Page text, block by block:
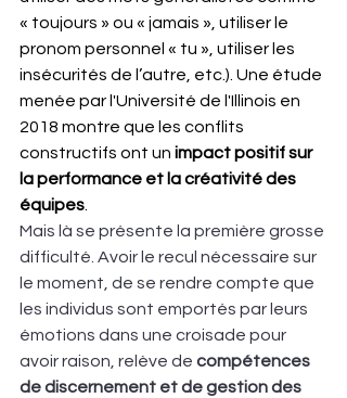
« toujours » ou « jamais », utiliser le
pronom personnel « tu », utiliser les
insécurités de l’autre, etc.). Une étude
menée par l'Université de l'Illinois en
2018 montre que les conflits
constructifs ont un impact positif sur
la performance et la créativité des
équipes.
Mais là se présente la première grosse
difficulté. Avoir le recul nécessaire sur
le moment, de se rendre compte que
les individus sont emportés par leurs
émotions dans une croisade pour
avoir raison, relève de compétences
de discernement et de gestion des